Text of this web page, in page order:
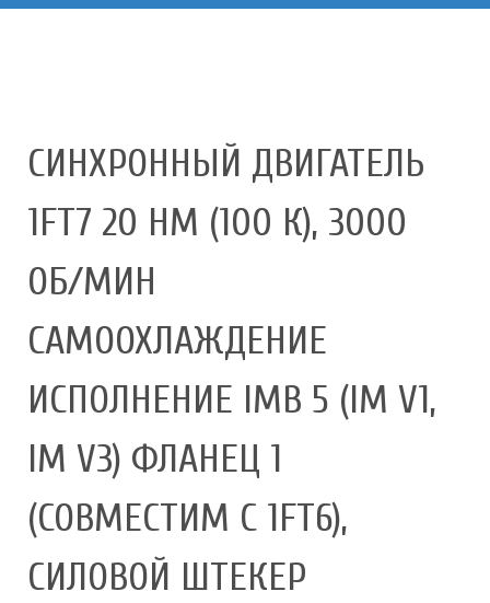
СИНХРОННЫЙ ДВИГАТЕЛЬ
1FT7 20 HM (100 К), 3000
ОБ/МИН
САМООХЛАЖДЕНИЕ
ИСПОЛНЕНИЕ IMB 5 (IM V1,
IM V3) ФЛАНЕЦ 1
(СОВМЕСТИМ С 1FT6),
СИЛОВОЙ ШТЕКЕР